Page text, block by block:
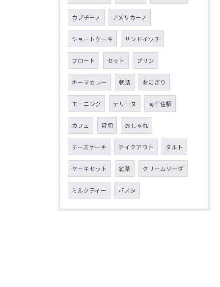
カプチーノ アメリカーノ
ショートケーキ サンドイッチ
フロート セット プリン
キーマカレー 朝活 おにぎり
モーニング テリーヌ 南千住駅
カフェ 貸切 おしゃれ
チーズケーキ テイクアウト タルト
ケーキセット 紅茶 クリームソーダ
ミルクティー パスタ